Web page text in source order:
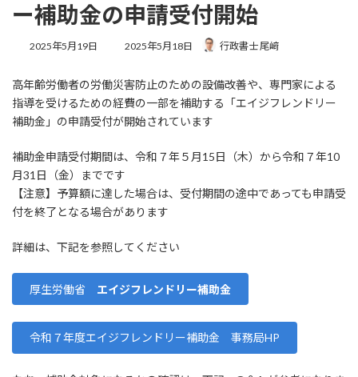
ー補助金の申請受付開始
2025年5月19日
最
新
日
時
:
2025年5月18日 行政書士 尾﨑
高年齢労働者の労働災害防止のための設備改善や、専門家による
指導を受けるための経費の一部を補助する「エイジフレンドリー
補助金」の申請受付が開始されています
補助金申請受付期間は、令和７年５月15日（木）から令和７年10
月31日（金）までです
【注意】予算額に達した場合は、受付期間の途中であっても申請受
付を終了となる場合があります
詳細は、下記を参照してください
厚生労働省 エイジフレンドリー補助金
令和７年度エイジフレンドリー補助金 事務局HP